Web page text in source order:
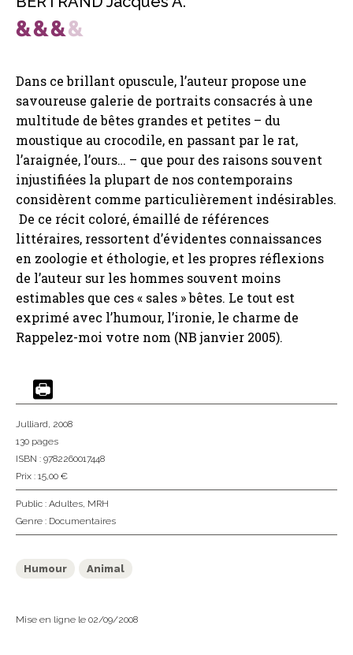
Dans ce brillant opuscule, l’auteur propose une
savoureuse galerie de portraits consacrés à une
multitude de bêtes grandes et petites – du
moustique au crocodile, en passant par le rat,
l’araignée, l’ours… – que pour des raisons souvent
injustifiées la plupart de nos contemporains
considèrent comme particulièrement indésirables.
De ce récit coloré, émaillé de références
littéraires, ressortent d’évidentes connaissances
en zoologie et éthologie, et les propres réflexions
de l’auteur sur les hommes souvent moins
estimables que ces « sales » bêtes. Le tout est
exprimé avec l’humour, l’ironie, le charme de
Rappelez-moi votre nom (NB janvier 2005).
Julliard, 2008
130 pages
ISBN : 9782260017448
Prix : 15,00 €
Public : Adultes, MRH
Genre : Documentaires
Humour Animal
Mise en ligne le 02/09/2008